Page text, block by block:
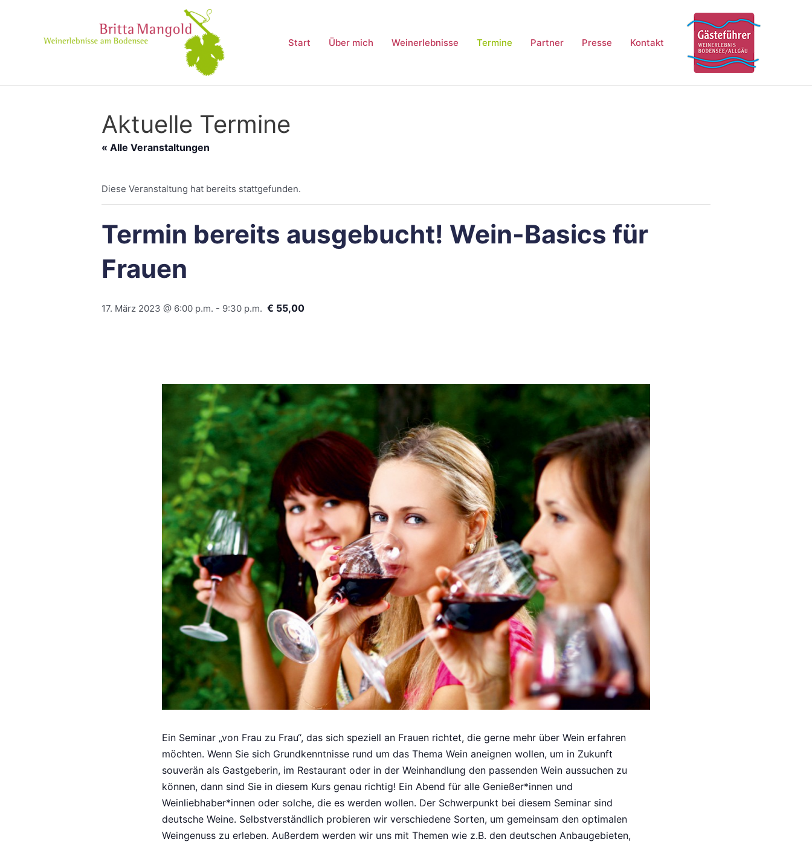
Start Über mich Weinerlebnisse Termine Partner Presse Kontakt
Aktuelle Termine
« Alle Veranstaltungen
Diese Veranstaltung hat bereits stattgefunden.
Termin bereits ausgebucht! Wein-Basics für
Frauen
17. März 2023 @ 6:00 p.m. - 9:30 p.m. € 55,00
Ein Seminar „von Frau zu Frau“, das sich speziell an Frauen richtet, die gerne mehr über Wein erfahren
möchten. Wenn Sie sich Grundkenntnisse rund um das Thema Wein aneignen wollen, um in Zukunft
souverän als Gastgeberin, im Restaurant oder in der Weinhandlung den passenden Wein aussuchen zu
können, dann sind Sie in diesem Kurs genau richtig! Ein Abend für alle Genießer*innen und
Weinliebhaber*innen oder solche, die es werden wollen. Der Schwerpunkt bei diesem Seminar sind
deutsche Weine. Selbstverständlich probieren wir verschiedene Sorten, um gemeinsam den optimalen
Weingenuss zu erleben. Außerdem werden wir uns mit Themen wie z.B. den deutschen Anbaugebieten,